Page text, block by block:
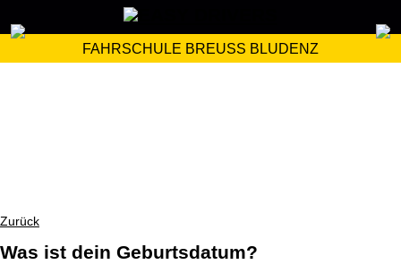
FAHRSCHULE BREUSS BLUDENZ
Zurück
Was ist dein Geburtsdatum?